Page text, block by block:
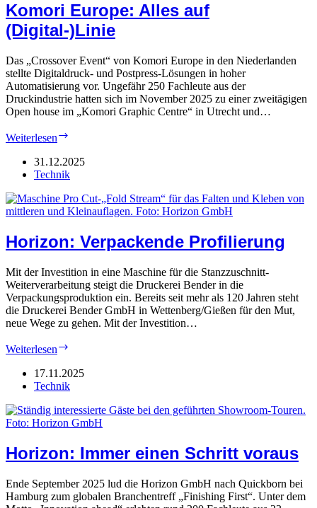
Komori Europe: Alles auf
(Digital-)Linie
Das „Crossover Event“ von Komori Europe in den Niederlanden
stellte Digitaldruck- und Postpress-Lösungen in hoher
Automatisierung vor. Ungefähr 250 Fachleute aus der
Druckindustrie hatten sich im November 2025 zu einer zweitägigen
Open house im „Komori Graphic Centre“ in Utrecht und…
Weiterlesen
Alles
auf
31.12.2025
Technik
Horizon: Verpackende Profilierung
Mit der Investition in eine Maschine für die Stanzzuschnitt-
Weiterverarbeitung steigt die Druckerei Bender in die
Verpackungsproduktion ein. Bereits seit mehr als 120 Jahren steht
die Druckerei Bender GmbH in Wettenberg/Gießen für den Mut,
neue Wege zu gehen. Mit der Investition…
Weiterlesen
Profilierung
17.11.2025
Technik
Horizon: Immer einen Schritt voraus
Ende September 2025 lud die Horizon GmbH nach Quickborn bei
Hamburg zum globalen Branchentreff „Finishing First“. Unter dem